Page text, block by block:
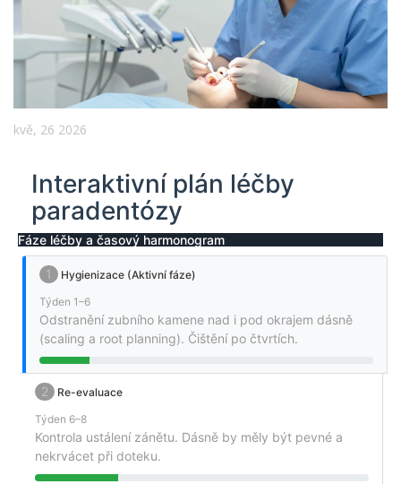
kvě, 26 2026
Interaktivní plán léčby
paradentózy
Fáze léčby a časový harmonogram
1
Hygienizace (Aktivní fáze)
Týden 1–6
Odstranění zubního kamene nad i pod okrajem dásně
(scaling a root planning). Čištění po čtvrtích.
2
Re-evaluace
Týden 6–8
Kontrola ustálení zánětu. Dásně by měly být pevné a
nekrvácet při doteku.